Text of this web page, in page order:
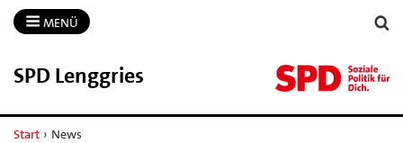
MENÜ
SPD Lenggries
Start › News